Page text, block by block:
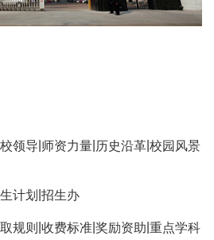
领导 师资力量 历史沿革 校园风景
计划 招生办
规则 收费标准 奖励资助 重点学科